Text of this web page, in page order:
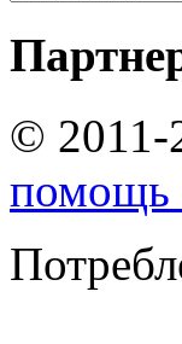
© 2011-
помощь